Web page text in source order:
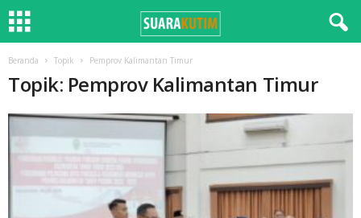
Beranda Topik Pemprov Kalimantan Timur
Topik: Pemprov Kalimantan Timur